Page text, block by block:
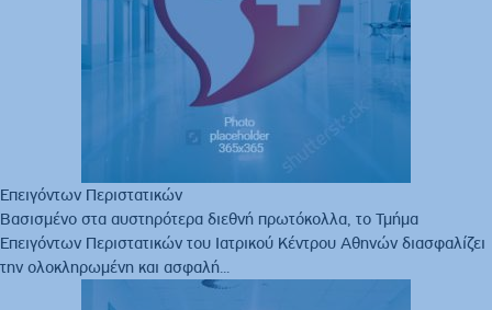
Επειγόντων Περιστατικών
Βασισμένο στα αυστηρότερα διεθνή πρωτόκολλα, το Τμήμα
Επειγόντων Περιστατικών του Ιατρικού Κέντρου Αθηνών διασφαλίζει
την ολοκληρωμένη και ασφαλή...